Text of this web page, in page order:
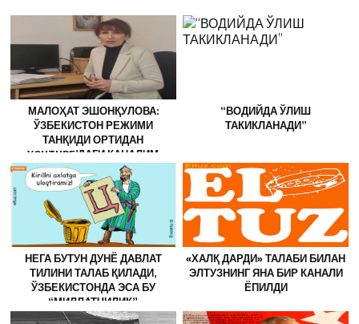
МАЛОҲАТ ЭШОНҚУЛОВА:
ЎЗБЕКИСТОН РЕЖИМИ
ТАНҚИДИ ОРТИДАН
YOUTUBE’ДАГИ КАНАЛИМ
ЁПИЛДИ
“ВОДИЙДА ЎЛИШ
ТАКИКЛАНАДИ”
НЕГА БУТУН ДУНЁ ДАВЛАТ
ТИЛИНИ ТАЛАБ ҚИЛАДИ,
ЎЗБЕКИСТОНДА ЭСА БУ
“МИЛЛАТЧИЛИК”
ҲИСОБЛАНАДИ?
«ХАЛҚ ДАРДИ» ТАЛАБИ БИЛАН
ЭЛТУЗНИНГ ЯНА БИР КАНАЛИ
ЁПИЛДИ